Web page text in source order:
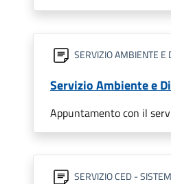
SERVIZIO AMBIENTE E
Servizio Ambiente e
Appuntamento con il
SERVIZIO CED -